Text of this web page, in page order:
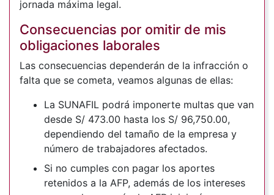
jornada máxima legal.
Consecuencias por omitir de mis
obligaciones laborales
Las consecuencias dependerán de la infracción o
falta que se cometa, veamos algunas de ellas:
La SUNAFIL podrá imponerte multas que van
desde S/ 473.00 hasta los S/ 96,750.00,
dependiendo del tamaño de la empresa y
número de trabajadores afectados.
Si no cumples con pagar los aportes
retenidos a la AFP, además de los intereses